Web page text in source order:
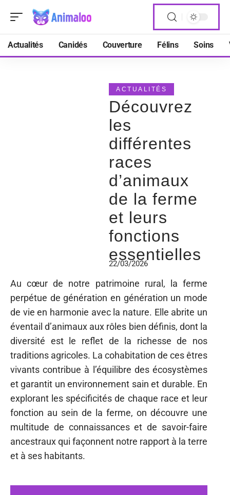
Actualités Canidés Couverture Félins Soins
ACTUALITÉS
Découvrez
les
différentes
races
d’animaux
de la ferme
et leurs
fonctions
essentielles
22/03/2026
Au cœur de notre patrimoine rural, la ferme
perpétue de génération en génération un mode
de vie en harmonie avec la nature. Elle abrite un
éventail d’animaux aux rôles bien définis, dont la
diversité est le reflet de la richesse de nos
traditions agricoles. La cohabitation de ces êtres
vivants contribue à l’équilibre des écosystèmes
et garantit un environnement sain et durable. En
explorant les spécificités de chaque race et leur
fonction au sein de la ferme, on découvre une
multitude de connaissances et de savoir-faire
ancestraux qui façonnent notre rapport à la terre
et à ses habitants.